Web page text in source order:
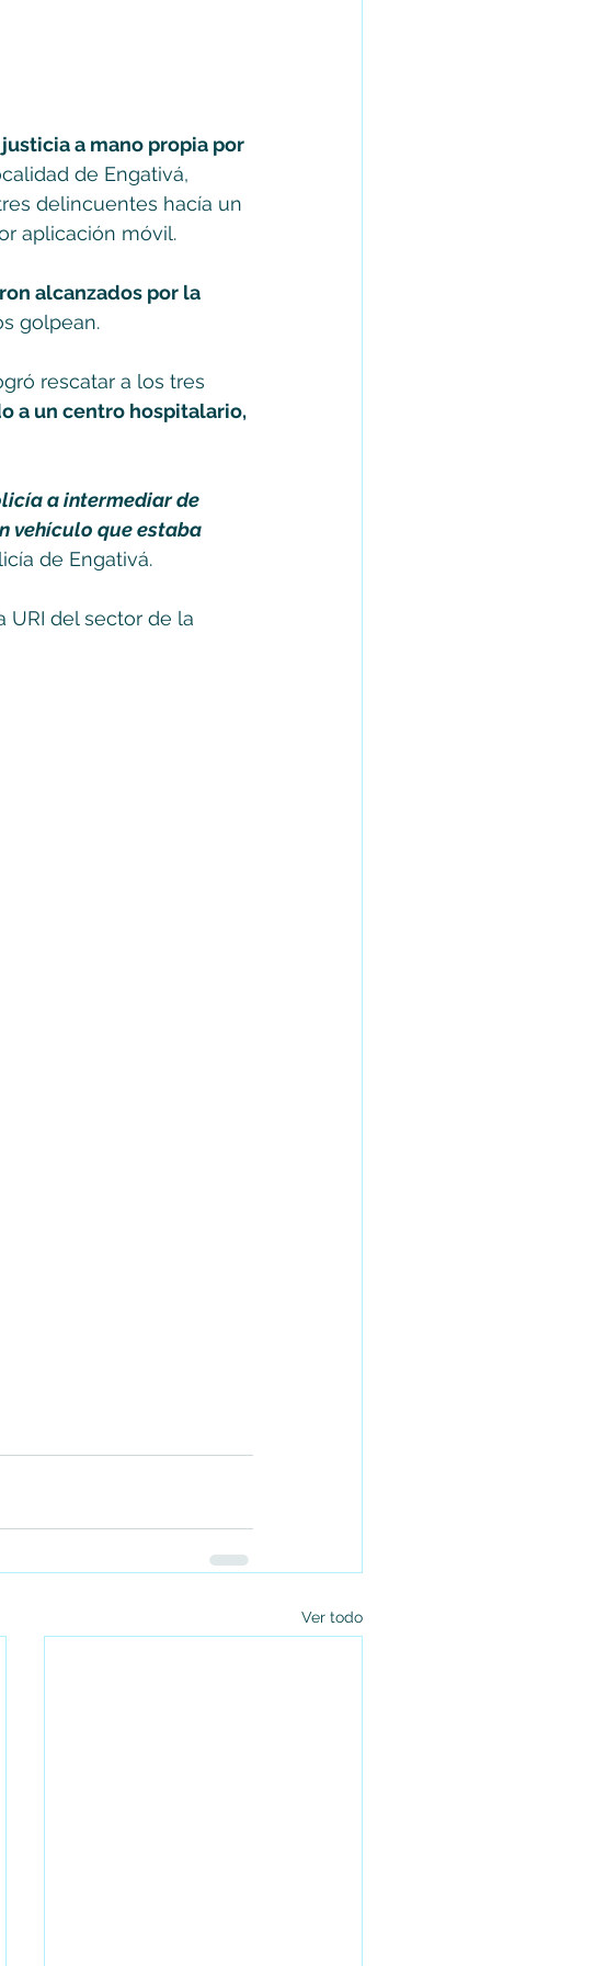
a mano propia por
de Engativá,
delincuentes hacía un
aplicación móvil.
alcanzados por la
golpean.
rescatar a los tres
a un centro hospitalario,
a intermediar de
vehículo que estaba
de Engativá.
del sector de la
Ver todo